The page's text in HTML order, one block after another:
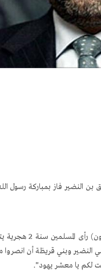
فاز بمباركة رسول
فقد كان حبرا من
النضير وبني قريظة أن
لكم يا معشر يهود".